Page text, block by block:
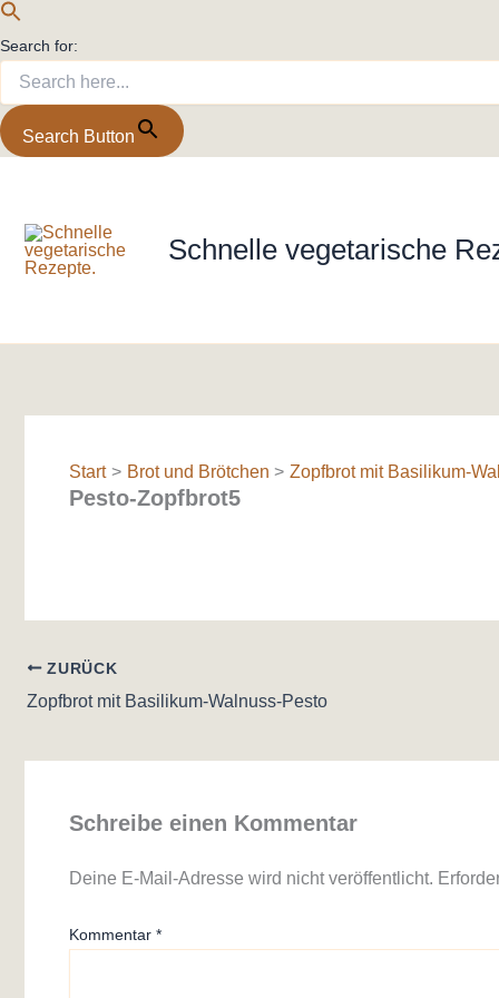
Search for:
Search Button
springen
Schnelle vegetarische
Start Brot und Brötchen Zopfbrot mit Basilikum-
Pesto-Zopfbrot5
ZURÜCK
Zopfbrot mit Basilikum-Walnuss-Pesto
Schreibe einen Kommentar
Deine E-Mail-Adresse wird nicht veröffentlicht.
Kommentar *